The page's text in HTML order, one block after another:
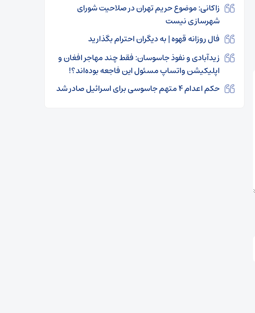
زاکانی: موضوع حریم تهران در صلاحیت شورای
شهرسازی نیست
فال روزانه قهوه‌ | به دیگران احترام بگذارید
زیدآبادی و نفوذ جاسوسان: فقط چند مهاجر افغان و
اپلیکیشن واتساپ مسئول این فاجعه بوده‌اند؟!
حکم اعدام ۴ متهم جاسوسی برای اسرائیل صادر شد